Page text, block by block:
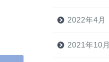
2022年4月
2021年10月